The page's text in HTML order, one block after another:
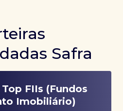
Safra
FIIs (Fundos
Imobiliário)